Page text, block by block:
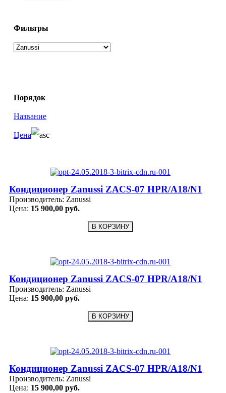
Фильтры
Порядок
Название
Цена
Кондиционер Zanussi ZACS-07 HPR/A18/N1
Производитель: Zanussi
Цена: 15 900,00 руб.
Кондиционер Zanussi ZACS-07 HPR/A18/N1
Производитель: Zanussi
Цена: 15 900,00 руб.
Кондиционер Zanussi ZACS-07 HPR/A18/N1
Производитель: Zanussi
Цена: 15 900,00 руб.